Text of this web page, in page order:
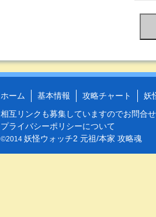
ホーム 基本情報 攻略チャート 妖
相互リンクも募集していますのでお問合せ
プライバシーポリシーについて
©2014 妖怪ウォッチ2 元祖/本家 攻略魂